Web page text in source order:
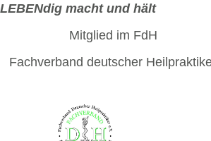
macht und hält
Mitglied im FdH
Fachverband deutscher